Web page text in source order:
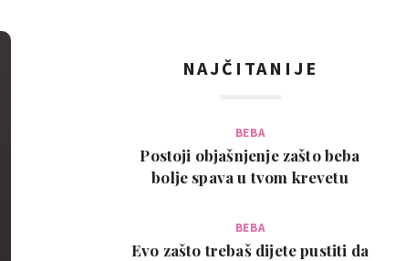
NAJČITANIJE
BEBA
Postoji objašnjenje zašto beba
bolje spava u tvom krevetu
BEBA
Evo zašto trebaš dijete pustiti da